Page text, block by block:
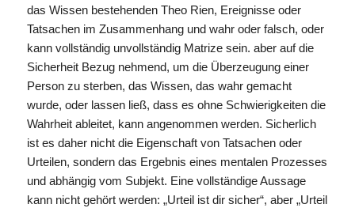
das Wissen bestehenden Theo Rien, Ereignisse oder
Tatsachen im Zusammenhang und wahr oder falsch, oder
kann vollständig unvollständig Matrize sein. aber auf die
Sicherheit Bezug nehmend, um die Überzeugung einer
Person zu sterben, das Wissen, das wahr gemacht
wurde, oder lassen ließ, dass es ohne Schwierigkeiten die
Wahrheit ableitet, kann angenommen werden. Sicherlich
ist es daher nicht die Eigenschaft von Tatsachen oder
Urteilen, sondern das Ergebnis eines mentalen Prozesses
und abhängig vom Subjekt. Eine vollständige Aussage
kann nicht gehört werden: „Urteil ist dir sicher“, aber „Urteil